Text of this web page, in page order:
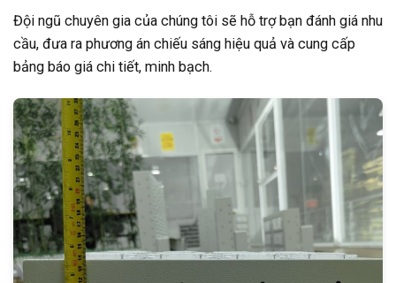
Đội ngũ chuyên gia của chúng tôi sẽ hỗ trợ bạn đánh giá nhu
cầu, đưa ra phương án chiếu sáng hiệu quả và cung cấp
bảng báo giá chi tiết, minh bạch.